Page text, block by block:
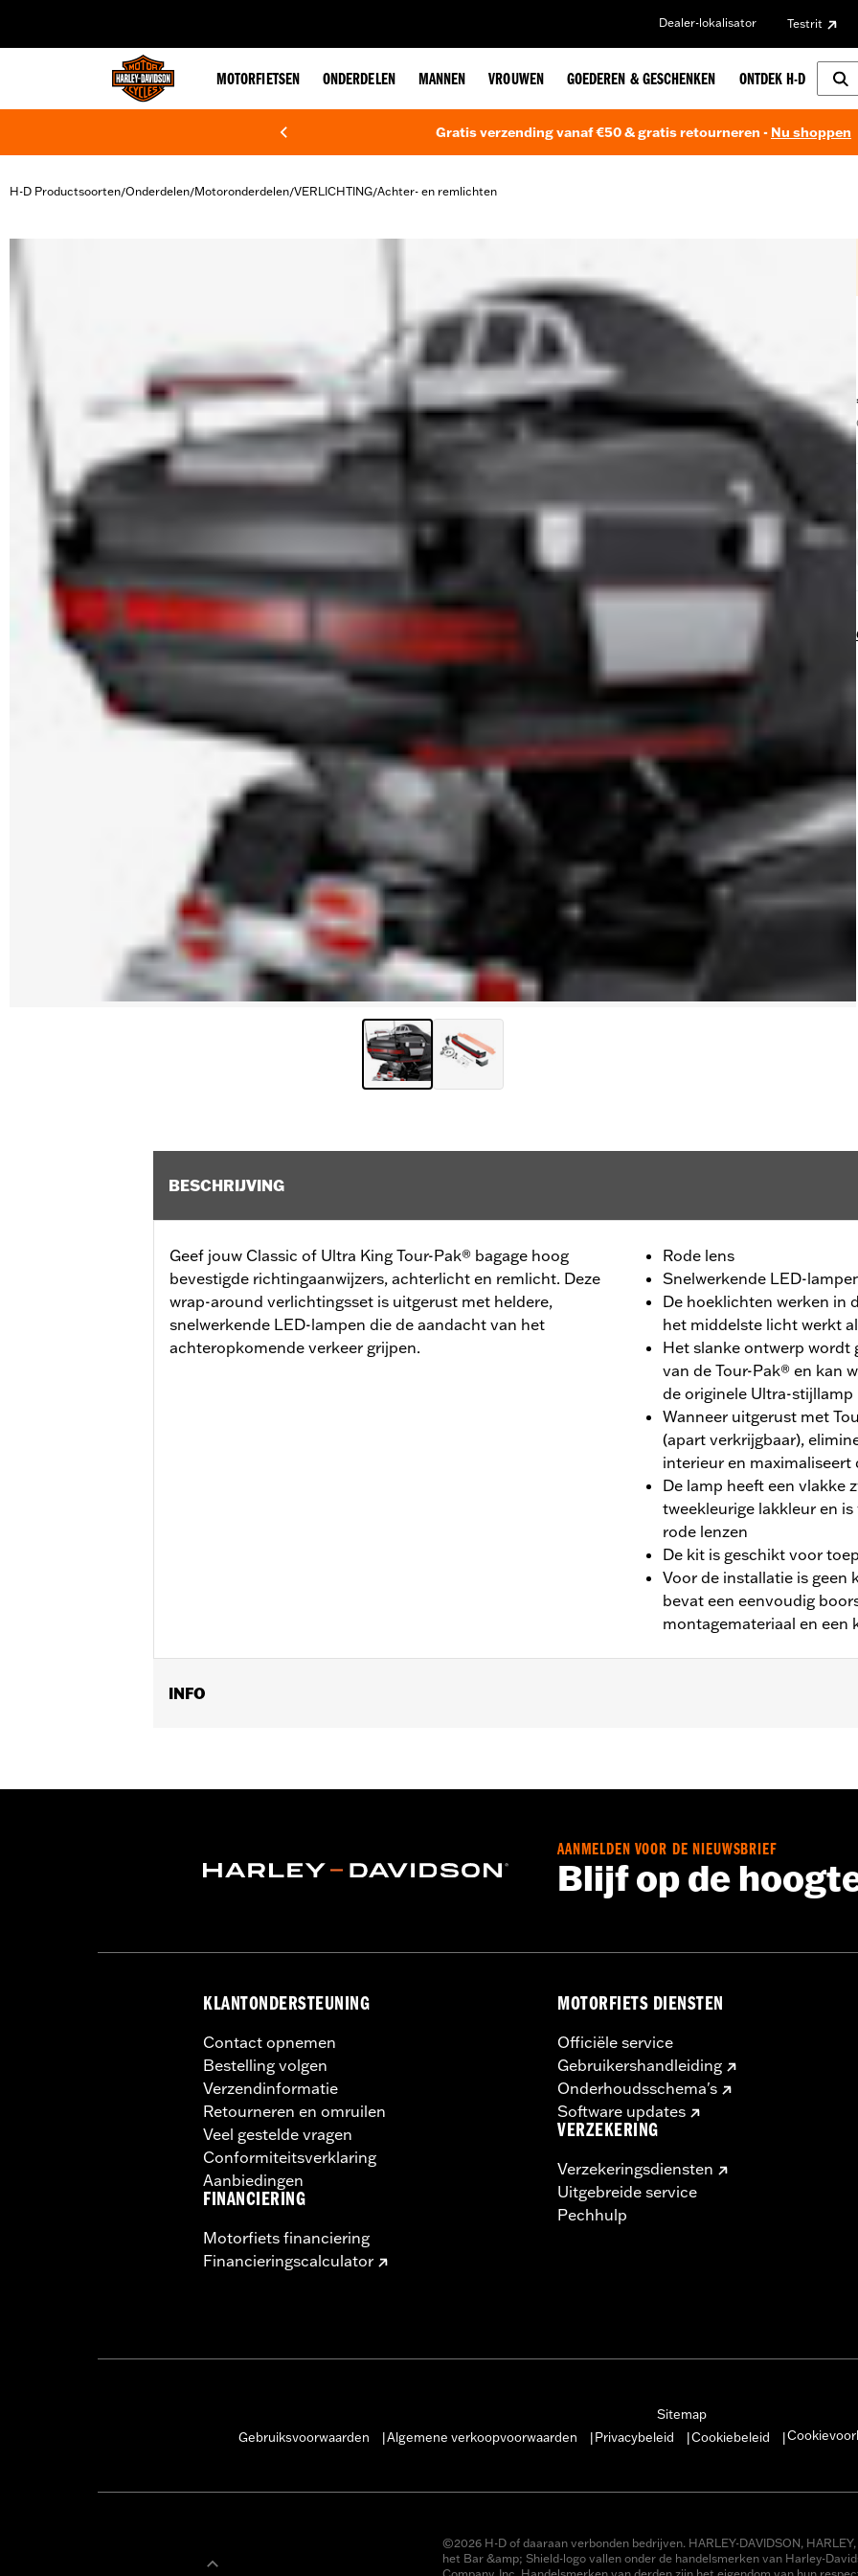
Dealer-lokalisator Testrit
MOTORFIETSEN ONDERDELEN MANNEN VROUWEN GOEDEREN & GESCHENKEN ONTDEK H-D
Gratis verzending vanaf €50 & gratis retourneren - Nu shoppen
H-D Productsoorten/Onderdelen/Motoronderdelen/VERLICHTING/Achter- en remlichten
BESCHRIJVING
Geef jouw Classic of Ultra King Tour-Pak® bagage hoog
bevestigde richtingaanwijzers, achterlicht en remlicht. Deze
wrap-around verlichtingsset is uitgerust met heldere,
snelwerkende LED-lampen die de aandacht van het
achteropkomende verkeer grijpen.
Rode lens
Snelwerkende LED-
De hoeklichten werken in
het middelste licht werkt
Het slanke ontwerp
van de Tour-Pak® en kan
de originele Ultra-stijllamp
Wanneer uitgerust met
(apart verkrijgbaar),
interieur en
De lamp heeft een vlakke
tweekleurige lakkleur en
rode lenzen
De kit is geschikt voor
Voor de installatie is geen
bevat een eenvoudig
montagemateriaal en een
INFO
Lens Color:Red
In de doos:Een eenvoudig boorsjabloon, binnenmontageplaten, bevestigingsmateriaal en
Het loskoppelen van jouw DOT-remlicht kan je zichtbaarheid voor anderen
motorfiets kan produceren, kan het elektriciteitsverbruik de accu ontladen en schade
motorfiets veroorzaken. Vraag je dealer om advies over de hoeveelheid stroom die je
AANMELDEN VOOR DE NIEUWSBRIEF
Blijf op de
KLANTONDERSTEUNING
Contact opnemen
Bestelling volgen
Verzendinformatie
Retourneren en omruilen
Veel gestelde vragen
Conformiteitsverklaring
Aanbiedingen
FINANCIERING
Motorfiets financiering
Financieringscalculator
MOTORFIETS DIENSTEN
Officiële service
Gebruikershandleiding
Onderhoudsschema's
Software updates
VERZEKERING
Verzekeringsdiensten
Uitgebreide service
Pechhulp
Sitemap
Gebruiksvoorwaarden
Algemene verkoopvoorwaarden Privacybeleid Cookiebeleid
©2026 H-D of daaraan verbonden bedrijven. HARLEY-DAVIDSON, HARLEY,
het Bar &amp; Shield-logo vallen onder de handelsmerken van Harley-